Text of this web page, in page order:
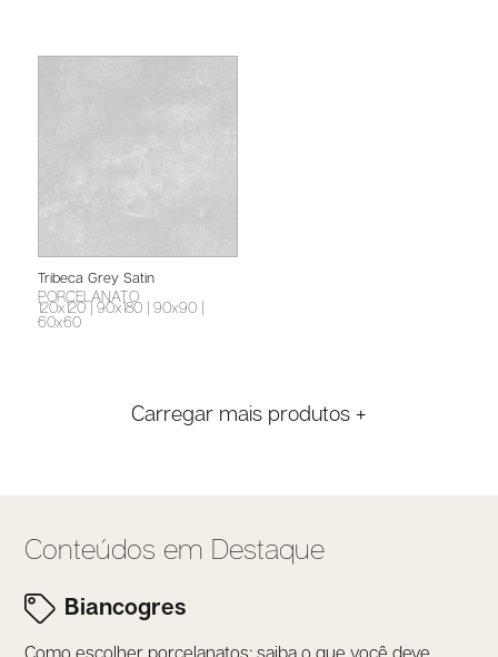
Tribeca Grey Satin
PORCELANATO
120x120 | 90x180 | 90x90
60x60
Carregar mais produtos +
Conteúdos em Destaque
Biancogres
Como escolher porcelanatos: saiba o que você deve